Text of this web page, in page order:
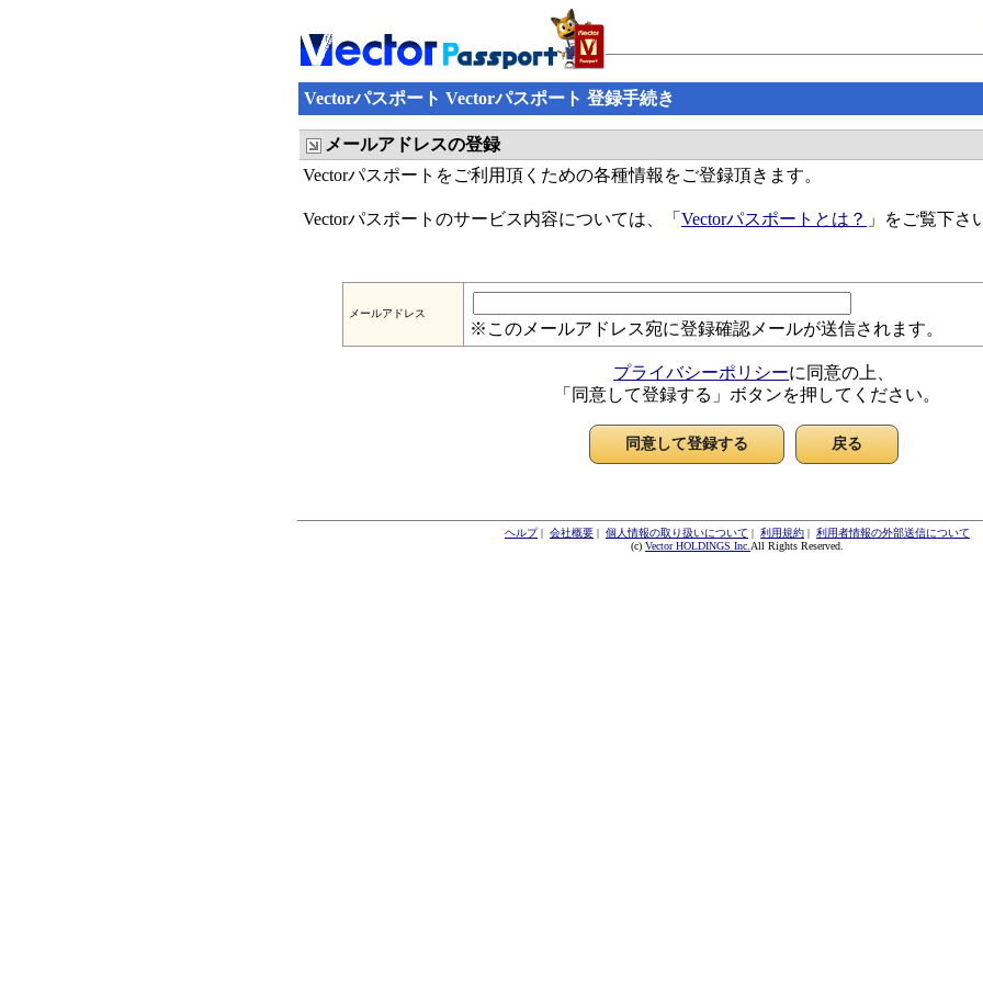
Vectorパスポート Vectorパスポート 登録手続き
メールアドレスの登録
Vectorパスポートをご利用頂くための各種情報をご登録頂きます。
Vectorパスポートのサービス内容については、「 Vectorパスポートとは？ 」をご覧下さ
メールアドレス
※このメールアドレス宛に登録確認メールが送信されます。
プライバシーポリシーに同意の上、
「同意して登録する」ボタンを押してください。
ヘルプ| 会社概要 | 個人情報の取り扱いについて | 利用規約 | 利用者情報の外部送信について
(c) Vector HOLDINGS Inc. All Rights Reserved.